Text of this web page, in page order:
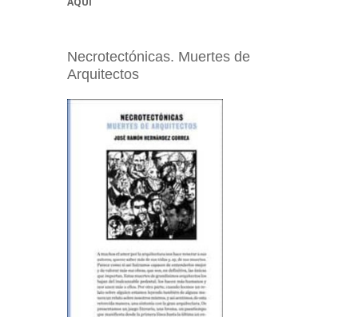
Necrotectónicas. Muertes de
Arquitectos